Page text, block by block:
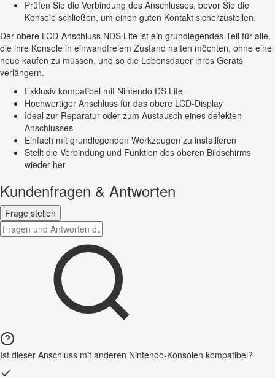
Prüfen Sie die Verbindung des Anschlusses, bevor Sie die
Konsole schließen, um einen guten Kontakt sicherzustellen.
Der obere LCD-Anschluss NDS Lite ist ein grundlegendes Teil für alle,
die ihre Konsole in einwandfreiem Zustand halten möchten, ohne eine
neue kaufen zu müssen, und so die Lebensdauer ihres Geräts
verlängern.
Exklusiv kompatibel mit Nintendo DS Lite
Hochwertiger Anschluss für das obere LCD-Display
Ideal zur Reparatur oder zum Austausch eines defekten
Anschlusses
Einfach mit grundlegenden Werkzeugen zu installieren
Stellt die Verbindung und Funktion des oberen Bildschirms
wieder her
Kundenfragen & Antworten
Frage stellen
Ist dieser Anschluss mit anderen Nintendo-Konsolen kompatibel?